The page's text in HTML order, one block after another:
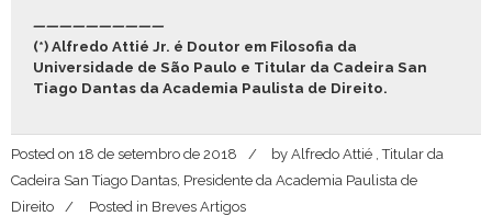
——————————
(*) Alfredo Attié Jr. é Doutor em Filosofia da
Universidade de São Paulo e Titular da Cadeira San
Tiago Dantas da Academia Paulista de Direito.
Posted on 18 de setembro de 2018 by Alfredo Attié , Titular da
Cadeira San Tiago Dantas, Presidente da Academia Paulista de
Direito
Posted in Breves Artigos